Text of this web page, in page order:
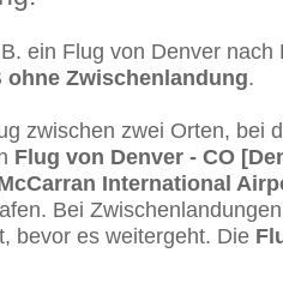
ein Flug von Denver
ohne Zwischenlandung.
zwischen zwei Orten, bei
Flug von Denver - CO
International
Bei
bevor es weitergeht. Die